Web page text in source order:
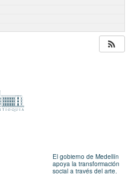
El gobierno de Medellín
apoya la transformación
social a través del arte.